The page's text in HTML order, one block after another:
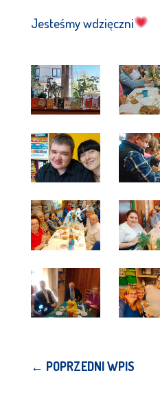
Jesteśmy wdzięczni
← POPRZEDNI WPIS